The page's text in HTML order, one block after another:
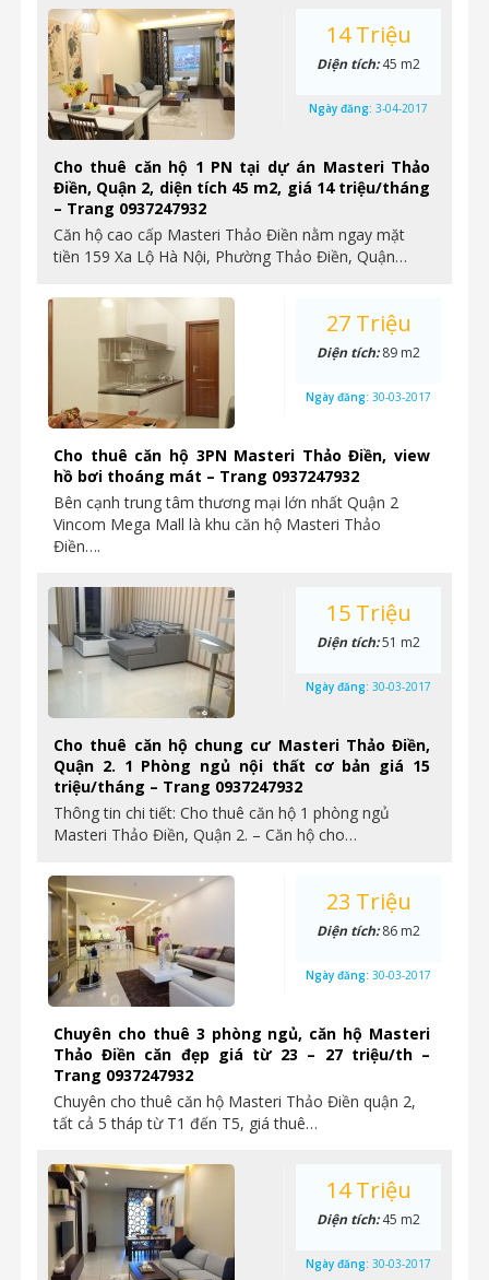
Cho thuê căn hộ 1 PN tại dự án Masteri Thảo
Điền, Quận 2, diện tích 45 m2, giá 14 triệu/tháng
– Trang 0937247932
Căn hộ cao cấp Masteri Thảo Điền nằm ngay mặt
tiền 159 Xa Lộ Hà Nội, Phường Thảo Điền, Quận…
14 Triệu
Diện tích:45 m2
Ngày đăng: 3-04-2017
Cho thuê căn hộ 3PN Masteri Thảo Điền, view
hồ bơi thoáng mát – Trang 0937247932
Bên cạnh trung tâm thương mại lớn nhất Quận 2
Vincom Mega Mall là khu căn hộ Masteri Thảo
Điền….
27 Triệu
Diện tích:89 m2
Ngày đăng: 30-03-2017
Cho thuê căn hộ chung cư Masteri Thảo Điền,
Quận 2. 1 Phòng ngủ nội thất cơ bản giá 15
triệu/tháng – Trang 0937247932
Thông tin chi tiết: Cho thuê căn hộ 1 phòng ngủ
Masteri Thảo Điền, Quận 2. – Căn hộ cho…
15 Triệu
Diện tích:51 m2
Ngày đăng: 30-03-2017
Chuyên cho thuê 3 phòng ngủ, căn hộ Masteri
Thảo Điền căn đẹp giá từ 23 – 27 triệu/th –
Trang 0937247932
Chuyên cho thuê căn hộ Masteri Thảo Điền quận 2,
tất cả 5 tháp từ T1 đến T5, giá thuê…
23 Triệu
Diện tích:86 m2
Ngày đăng: 30-03-2017
14 Triệu
Diện tích:45 m2
Ngày đăng: 30-03-2017